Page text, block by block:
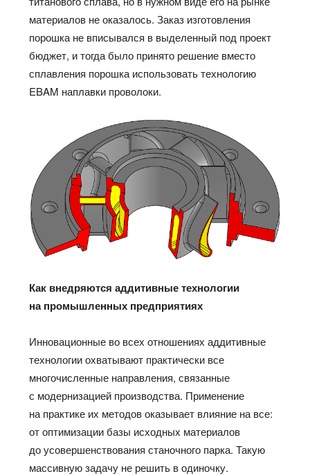
материалов не оказалось. Заказ изготовления
порошка не вписывался в выделенный под проект
бюджет, и тогда было принято решение вместо
сплавления порошка использовать технологию
EBAM наплавки проволоки.
Как внедряются аддитивные технологии
на промышленных предприятиях
Инновационные во всех отношениях аддитивные
технологии охватывают практически все
многочисленные направления, связанные
с модернизацией производства. Применение
на практике их методов оказывает влияние на все:
от оптимизации базы исходных материалов
до усовершенствования станочного парка. Такую
массивную задачу не решить в одиночку.